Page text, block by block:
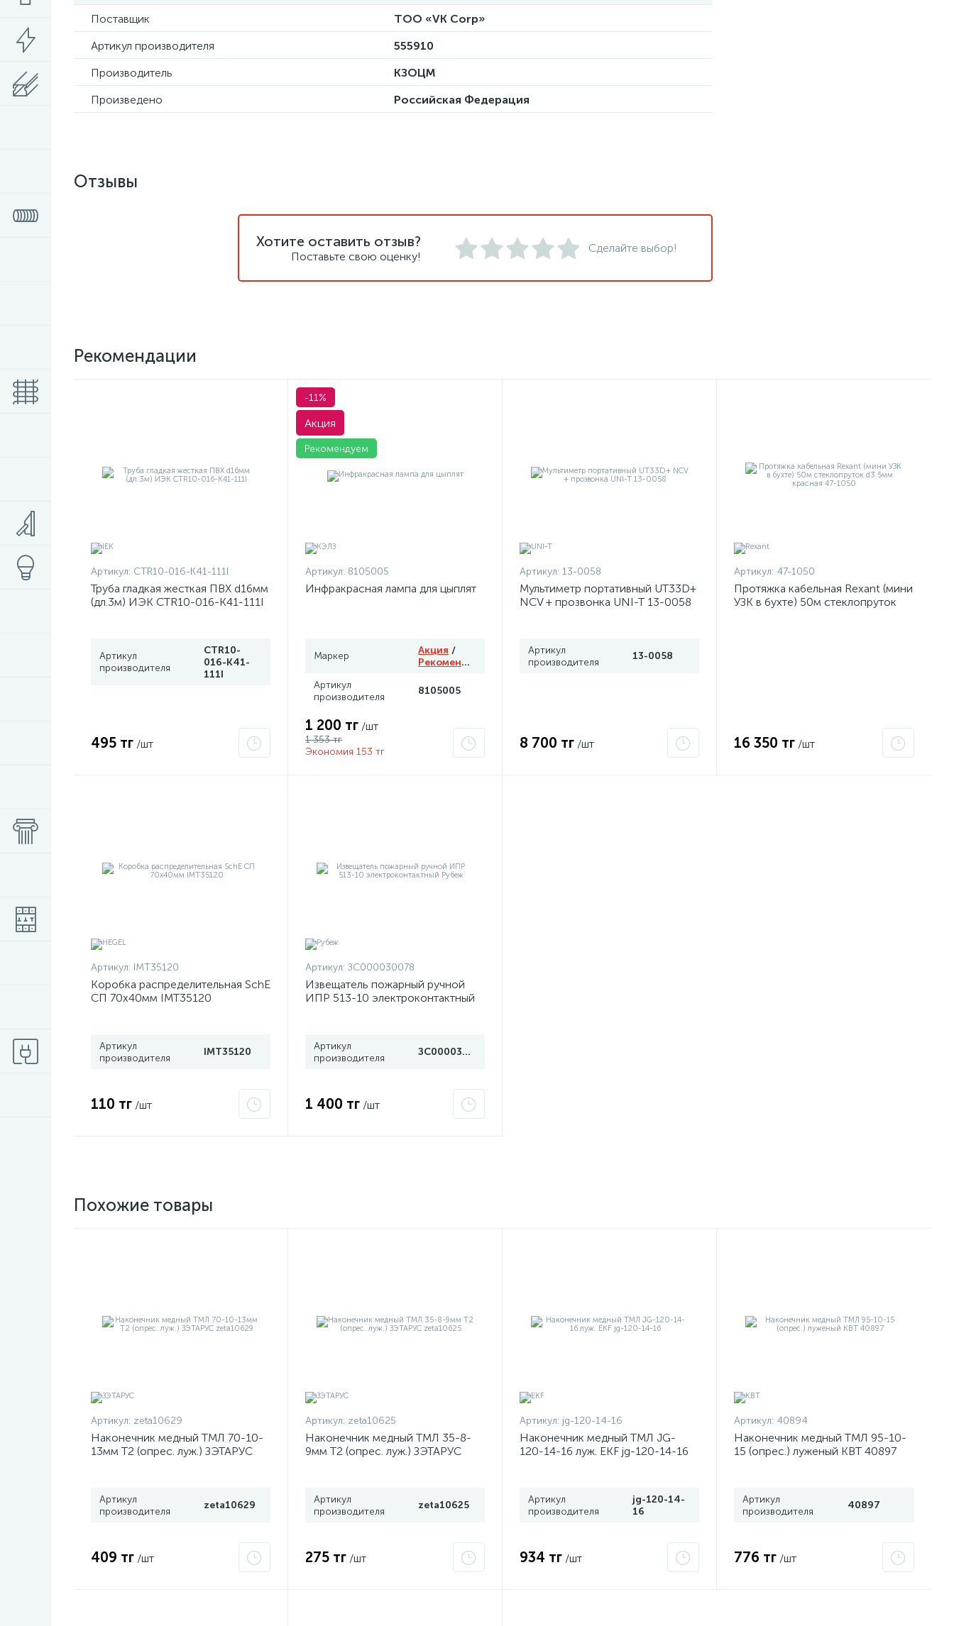
Поставщик
ТОО «VK Corp»
Артикул производителя
555910
Производитель
КЗОЦМ
Произведено
Российская Федерация
Отзывы
Хотите оставить отзыв?
Поставьте свою оценку!
Сделайте выбор!
Рекомендации
Артикул: CTR10-016-K41-111I
Труба гладкая жесткая ПВХ d16мм
(дл.3м) ИЭК CTR10-016-K41-111I
Артикул
производителя
CTR10-
016-K41-
111I
495 тг /шт
-11%
Акция
Рекомендуем
Артикул: 8105005
Инфракрасная лампа для цыплят
Маркер Акция /
Рекомендуем
Артикул
производителя
8105005
1 200 тг /шт
1 353 тг
Экономия 153 тг
Артикул: 13-0058
Мультиметр портативный UT33D+
NCV + прозвонка UNI-T 13-0058
Артикул
производителя
13-0058
8 700 тг /шт
Артикул: 47-1050
Протяжка кабельная Rexant (мини
УЗК в бухте) 50м стеклопруток
16 350 тг /шт
Артикул: IMT35120
Коробка распределительная SchE
СП 70х40мм IMT35120
Артикул
производителя
IMT35120
110 тг /шт
Артикул: ЗС000030078
Извещатель пожарный ручной
ИПР 513-10 электроконтактный
Артикул
производителя
ЗС000030078
1 400 тг /шт
Похожие товары
Артикул: zeta10629
Наконечник медный ТМЛ 70-10-
13мм Т2 (опрес. луж.) ЗЭТАРУС
Артикул
производителя
zeta10629
409 тг /шт
Артикул: zeta10625
Наконечник медный ТМЛ 35-8-
9мм Т2 (опрес. луж.) ЗЭТАРУС
Артикул
производителя
zeta10625
275 тг /шт
Артикул: jg-120-14-16
Наконечник медный ТМЛ JG-
120-14-16 луж. EKF jg-120-14-16
Артикул
производителя
jg-120-14-
16
934 тг /шт
Артикул: 40894
Наконечник медный ТМЛ 95-10-
15 (опрес.) луженый КВТ 40897
Артикул
производителя
40897
776 тг /шт